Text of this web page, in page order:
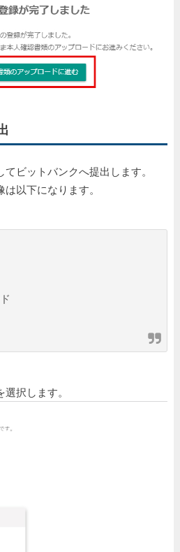
ビットバンクへ提出します。
以下になります。
択します。